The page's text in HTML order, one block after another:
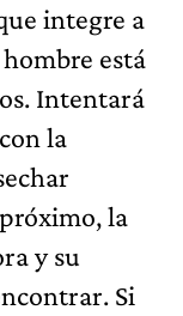
integre a
está
Intentará
la
la
y su
Si